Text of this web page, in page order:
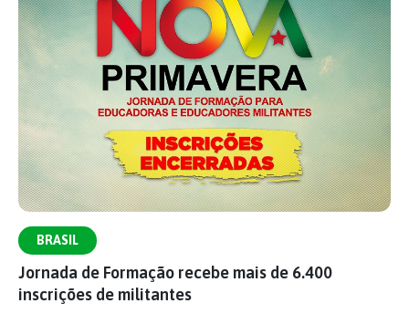
BRASIL
Jornada de Formação recebe mais de 6.400
inscrições de militantes